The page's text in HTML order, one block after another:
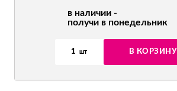
в наличии -
получи в понедельник
1 шт В КОРЗИНУ